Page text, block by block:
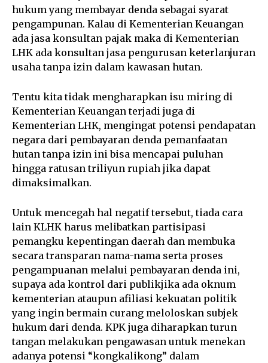
hukum yang membayar denda sebagai syarat
pengampunan. Kalau di Kementerian Keuangan
ada jasa konsultan pajak maka di Kementerian
LHK ada konsultan jasa pengurusan keterlanjuran
usaha tanpa izin dalam kawasan hutan.
Tentu kita tidak mengharapkan isu miring di
Kementerian Keuangan terjadi juga di
Kementerian LHK, mengingat potensi pendapatan
negara dari pembayaran denda pemanfaatan
hutan tanpa izin ini bisa mencapai puluhan
hingga ratusan triliyun rupiah jika dapat
dimaksimalkan.
Untuk mencegah hal negatif tersebut, tiada cara
lain KLHK harus melibatkan partisipasi
pemangku kepentingan daerah dan membuka
secara transparan nama-nama serta proses
pengampuanan melalui pembayaran denda ini,
supaya ada kontrol dari publikjika ada oknum
kementerian ataupun afiliasi kekuatan politik
yang ingin bermain curang meloloskan subjek
hukum dari denda. KPK juga diharapkan turun
tangan melakukan pengawasan untuk menekan
adanya potensi “kongkalikong” dalam